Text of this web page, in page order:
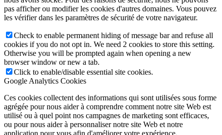
pas afficher ou modifier les cookies d'autres domaines. Vous pouvez
les vérifier dans les paramètres de sécurité de votre navigateur.
Check to enable permanent hiding of message bar and refuse all
cookies if you do not opt in. We need 2 cookies to store this setting.
Otherwise you will be prompted again when opening a new
browser window or new a tab.
Click to enable/disable essential site cookies.
Google Analytics Cookies
Ces cookies collectent des informations qui sont utilisées sous forme
agrégée pour nous aider à comprendre comment notre site Web est
utilisé ou à quel point nos campagnes de marketing sont efficaces,
ou pour nous aider à personnaliser notre site Web et notre
application pour vous afin d'améliorer votre expérience.